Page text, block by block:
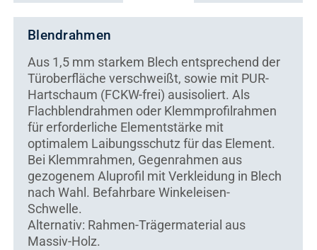
Blendrahmen
Aus 1,5 mm starkem Blech entsprechend der
Türoberfläche verschweißt, sowie mit PUR-
Hartschaum (FCKW-frei) ausisoliert. Als
Flachblendrahmen oder Klemmprofilrahmen
für erforderliche Elementstärke mit
optimalem Laibungsschutz für das Element.
Bei Klemmrahmen, Gegenrahmen aus
gezogenem Aluprofil mit Verkleidung in Blech
nach Wahl. Befahrbare Winkeleisen-
Schwelle.
Alternativ: Rahmen-Trägermaterial aus
Massiv-Holz.